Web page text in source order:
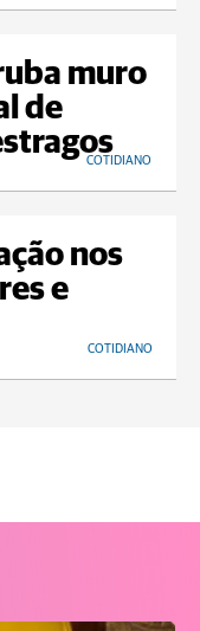
muro
de
COTIDIANO
nos
e
COTIDIANO